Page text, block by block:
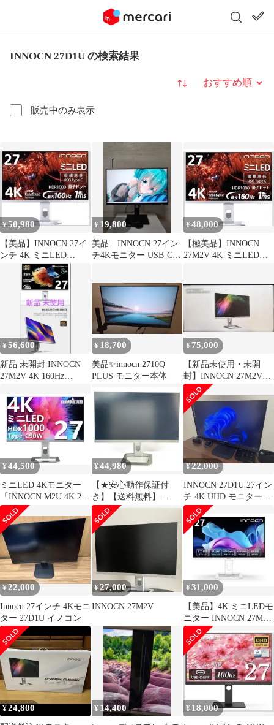
INNOCN 27D1U の検索結果
販売中のみ表示
並び替え
¥50,980
【美品】INNOCN 27イ
ンチ 4K ミニLED
144Hz/DP 27M2V
¥ 19,800
美品 INNOCN 27イン
チ4Kモニター USB-C
¥48,000
【極美品】INNOCN
27M2V 4K ミニLEDゲ
¥56,600
新品 未開封 INNOCN
27M2V 4K 160Hz
¥ 18,700
美品✨innocn 2710Q
PLUS モニター本体
¥ 75,000
【新品未使用・未開
封】INNOCN 27M2V
4K 160Hz miniLED
¥44,500
ミニLED 4Kモニター
「INNOCN M2U 4K 27
インチ」
¥ 44,980
【★安心動作保証付
き】【送料無料】
INNOCN 27インチ ゲー
ミングモニター
27A6V
¥22,000
INNOCN 27D1U 27イン
チ 4K UHD モニター
HDR400
¥22,000
Innocn 27インチ 4Kモニ
ター 27D1U イノコン
¥27,000
INNOCN 27M2V
¥31,000
【美品】4K ミニLEDモ
ニター INNOCN 27M2U
27インチ
¥24,800 ¥ 14,400 ¥ 18,000